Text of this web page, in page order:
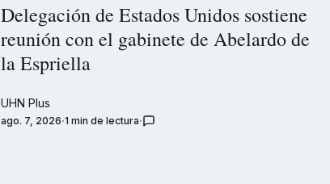
Delegación de Estados Unidos sostiene
reunión con el gabinete de Abelardo de
la Espriella
UHN Plus
ago. 7, 2026 1 min de lectura